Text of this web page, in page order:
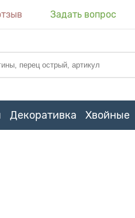
Задать вопрос
Декоративка Хвойные